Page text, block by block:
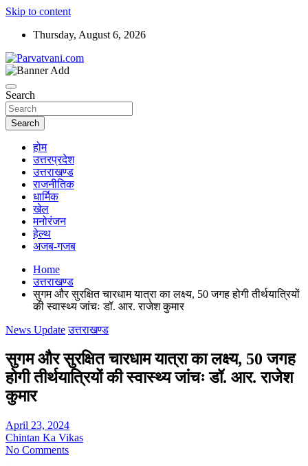
Skip to content
Thursday, August 6, 2026
Parvatvani.com
Search
Search
होम
उत्तरप्रदेश
उत्तराखण्ड
राजनीतिक
धार्मिक
खेल
मनोरंजन
हेल्थ
अजब-गजब
Home
उत्तराखण्ड
सुगम और सुरक्षित चारधाम यात्रा का लक्ष्य, 50 जगह होगी तीर्थयात्रियों
की स्वास्थ्य जांचः डॉ. आर. राजेश कुमार
News Update उत्तराखण्ड
सुगम और सुरक्षित चारधाम यात्रा का लक्ष्य, 50 जगह
होगी तीर्थयात्रियों की स्वास्थ्य जांचः डॉ. आर. राजेश
कुमार
April 23, 2024
Chintan Ka Vikas
No Comments